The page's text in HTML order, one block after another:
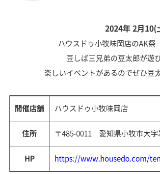
2024年 2月10(
ハウスドゥ小牧味岡店のAK祭
豆しば三兄弟の豆太郎が遊
楽しいイベントがあるのでぜひ豆
開催店舗 ハウスドゥ小牧味岡店
住所 〒485-0011 愛知県小牧市大字
HP https://www.housedo.com/